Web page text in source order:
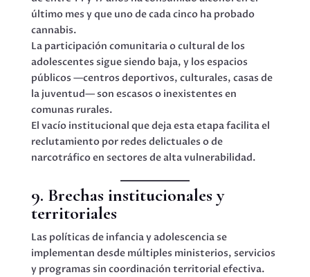
último mes y que uno de cada cinco ha probado
cannabis.
La participación comunitaria o cultural de los
adolescentes sigue siendo baja, y los espacios
públicos —centros deportivos, culturales, casas de
la juventud— son escasos o inexistentes en
comunas rurales.
El vacío institucional que deja esta etapa facilita el
reclutamiento por redes delictuales o de
narcotráfico en sectores de alta vulnerabilidad.
9. Brechas institucionales y
territoriales
Las políticas de infancia y adolescencia se
implementan desde múltiples ministerios, servicios
y programas sin coordinación territorial efectiva.